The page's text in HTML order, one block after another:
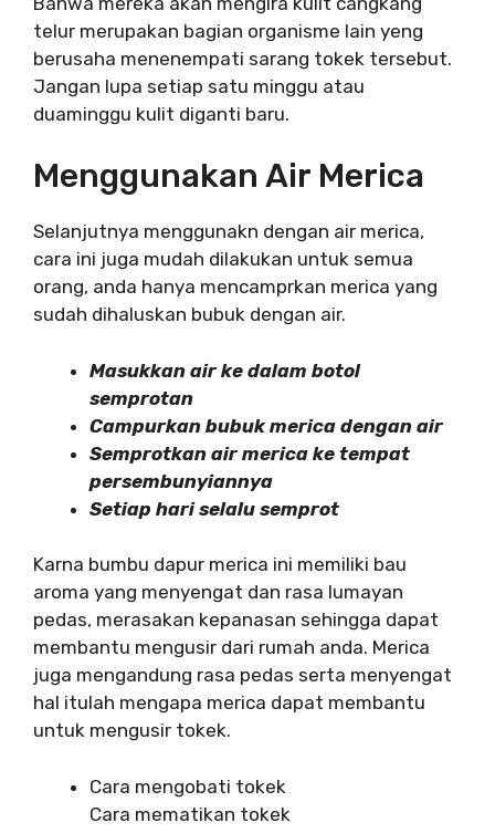
telur merupakan bagian organisme lain yeng
berusaha menenempati sarang tokek tersebut.
Jangan lupa setiap satu minggu atau
duaminggu kulit diganti baru.
Menggunakan Air Merica
Selanjutnya menggunakn dengan air merica,
cara ini juga mudah dilakukan untuk semua
orang, anda hanya mencamprkan merica yang
sudah dihaluskan bubuk dengan air.
Masukkan air ke dalam botol
semprotan
Campurkan bubuk merica dengan air
Semprotkan air merica ke tempat
persembunyiannya
Setiap hari selalu semprot
Karna bumbu dapur merica ini memiliki bau
aroma yang menyengat dan rasa lumayan
pedas, merasakan kepanasan sehingga dapat
membantu mengusir dari rumah anda. Merica
juga mengandung rasa pedas serta menyengat
hal itulah mengapa merica dapat membantu
untuk mengusir tokek.
Cara mengobati tokek
Cara mematikan tokek